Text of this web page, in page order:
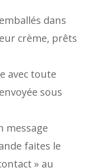
dans
crème, prêts
avec toute
sous
message
faites le
» au